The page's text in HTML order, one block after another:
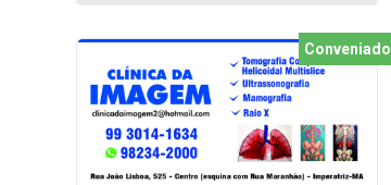
Conveniado